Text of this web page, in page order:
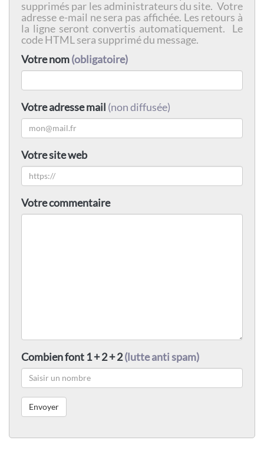
supprimés par les administrateurs du site. Votre
adresse e-mail ne sera pas affichée. Les retours à
la ligne seront convertis automatiquement. Le
code HTML sera supprimé du message.
Votre nom(obligatoire)
Votre adresse mail (non diffusée)
Votre site web
Votre commentaire
Combien font 1 + 2 + 2(lutte anti spam)